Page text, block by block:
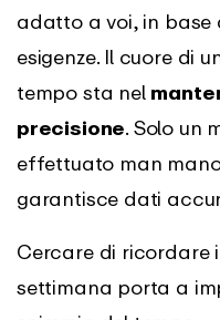
adatto a voi, in base
esigenze. Il cuore di
tempo sta nel
precisione. Solo un
effettuato man
garantisce dati
Cercare di ricordare
settimana porta a